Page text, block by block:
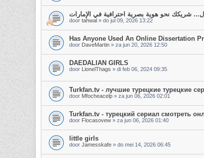
شريكك نحو هوية بصرية احترافية في الإمارات
door tahwal » do jul 09, 2026 13:22
Has Anyone Used An Online Dissertation
door DaveMartin » za jun 20, 2026 12:50
DAEDALIAN GIRLS
door LionelThags » di feb 06, 2024 09:35
Turkfan.tv - лучшие турецкие турецкие
door Mfocheacelp » za jun 06, 2026 02:01
Turkfan.tv - турецкий сериал смотреть
door Flocasovew » za jun 06, 2026 01:40
little girls
door Jamesskafe » do mei 14, 2026 06:45